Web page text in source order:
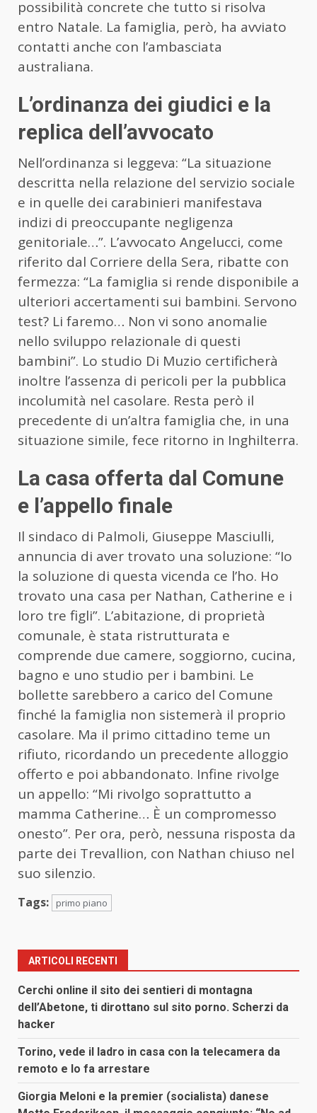
possibilità concrete che tutto si risolva
entro Natale. La famiglia, però, ha avviato
contatti anche con l’ambasciata
australiana.
L’ordinanza dei giudici e la
replica dell’avvocato
Nell’ordinanza si leggeva: “La situazione
descritta nella relazione del servizio sociale
e in quelle dei carabinieri manifestava
indizi di preoccupante negligenza
genitoriale…”. L’avvocato Angelucci, come
riferito dal Corriere della Sera, ribatte con
fermezza: “La famiglia si rende disponibile a
ulteriori accertamenti sui bambini. Servono
test? Li faremo… Non vi sono anomalie
nello sviluppo relazionale di questi
bambini”. Lo studio Di Muzio certificherà
inoltre l’assenza di pericoli per la pubblica
incolumità nel casolare. Resta però il
precedente di un’altra famiglia che, in una
situazione simile, fece ritorno in Inghilterra.
La casa offerta dal Comune
e l’appello finale
Il sindaco di Palmoli, Giuseppe Masciulli,
annuncia di aver trovato una soluzione: “Io
la soluzione di questa vicenda ce l’ho. Ho
trovato una casa per Nathan, Catherine e i
loro tre figli”. L’abitazione, di proprietà
comunale, è stata ristrutturata e
comprende due camere, soggiorno, cucina,
bagno e uno studio per i bambini. Le
bollette sarebbero a carico del Comune
finché la famiglia non sistemerà il proprio
casolare. Ma il primo cittadino teme un
rifiuto, ricordando un precedente alloggio
offerto e poi abbandonato. Infine rivolge
un appello: “Mi rivolgo soprattutto a
mamma Catherine… È un compromesso
onesto”. Per ora, però, nessuna risposta da
parte dei Trevallion, con Nathan chiuso nel
suo silenzio.
Tags: primo piano
ARTICOLI RECENTI
Cerchi online il sito dei sentieri di montagna
dell’Abetone, ti dirottano sul sito porno. Scherzi da
hacker
Torino, vede il ladro in casa con la telecamera da
remoto e lo fa arrestare
Giorgia Meloni e la premier (socialista) danese